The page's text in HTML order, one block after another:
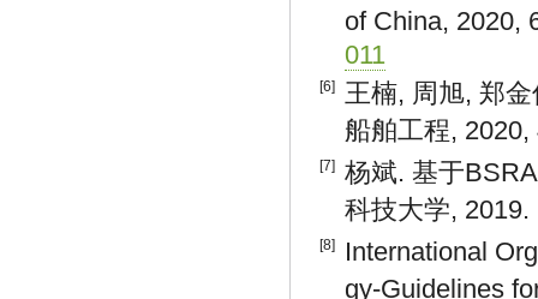
of China, 2020,
011
[6]
王楠, 周旭, 郑
船舶工程,
[7] 杨斌. 基于
科技大学, 2019.
[8]
International
gy-Guidelines